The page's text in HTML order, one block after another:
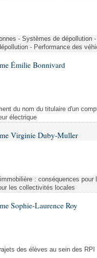
- Systèmes de dépollution
- Performance des
Émilie Bonnivard
du nom du titulaire d'un
électrique
Virginie Duby-Muller
: conséquences
les collectivités locales
Sophie-Laurence Roy
des élèves au sein des